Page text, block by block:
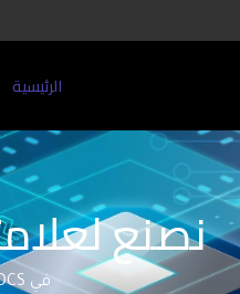
الرئيسية
نصنع
في DCS، نقدم حلولاً متكاملة تبدأ من الفكرة وتصل بك إلى الصدارة.